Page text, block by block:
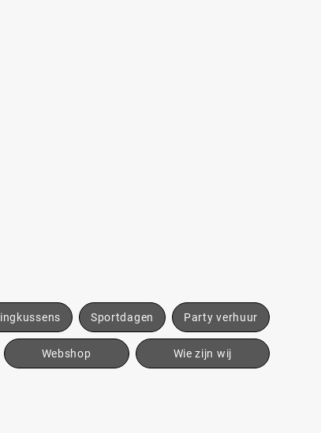
Sportdagen Party verhuur
Webshop Wie zijn wij